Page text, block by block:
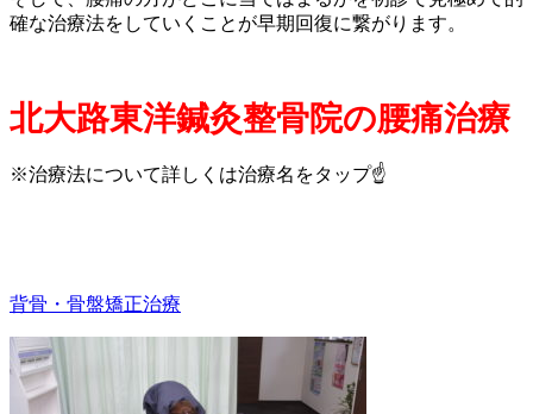
確な治療法をしていくことが早期回復に繋がります。
北大路東洋鍼灸整骨院の腰痛治療
※治療法について詳しくは治療名をタップ☝️
背骨・骨盤矯正治療